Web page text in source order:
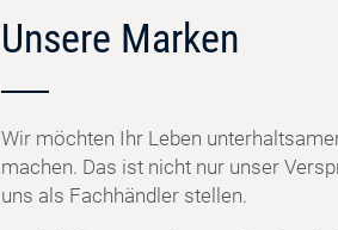
Unsere Marken
Wir möchten Ihr Leben
machen. Das ist nicht nur unser
uns als Fachhändler stellen.